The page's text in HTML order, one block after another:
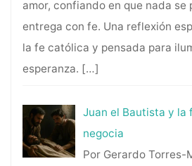
amor, confiando en que nada se
entrega con fe. Una reflexión
la fe católica y pensada para
esperanza. […]
Juan el Bautista y la
negocia
Por Gerardo Torres-